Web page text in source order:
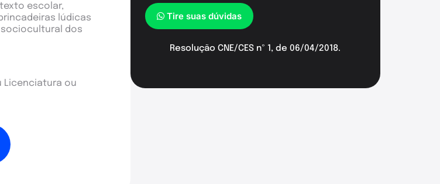
escolar,
lúdicas
dos
Licenciatura ou
Tire suas dúvidas
Resolução CNE/CES nº 1, de 06/04/2018.